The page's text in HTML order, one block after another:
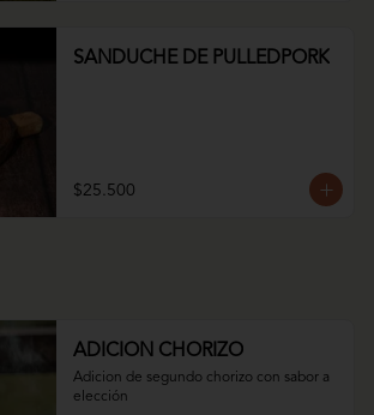
SANDUCHE DE PULLEDPORK
$25.500
ADICION CHORIZO
Adicion de segundo chorizo con sabor a
elección